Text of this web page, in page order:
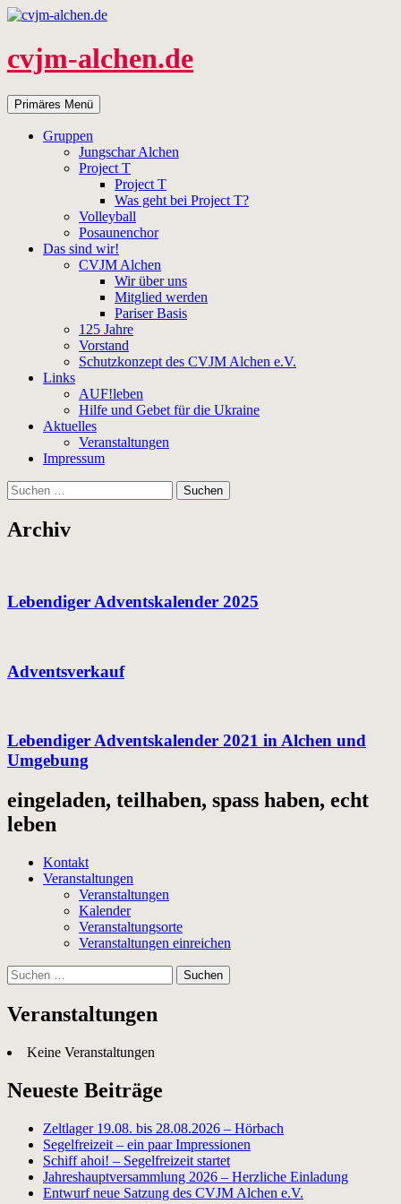
Zum
springen
cvjm-alchen.de
Suchen
Primäres Menü
Gruppen
Jungschar Alchen
Project T
Project T
Was geht bei Project T?
Volleyball
Posaunenchor
Das sind wir!
CVJM Alchen
Wir über uns
Mitglied werden
Pariser Basis
125 Jahre
Vorstand
Schutzkonzept des CVJM Alchen e.V.
Links
AUF!leben
Hilfe und Gebet für die Ukraine
Aktuelles
Veranstaltungen
Impressum
Suchen
nach:
Archiv
Lebendiger Adventskalender 2025
Adventsverkauf
Lebendiger Adventskalender 2021 in Alchen und
Umgebung
eingeladen, teilhaben, spass haben, echt
leben
Kontakt
Veranstaltungen
Veranstaltungen
Kalender
Veranstaltungsorte
Veranstaltungen einreichen
Suchen
nach:
Veranstaltungen
Keine Veranstaltungen
Neueste Beiträge
Zeltlager 19.08. bis 28.08.2026 – Hörbach
Segelfreizeit – ein paar Impressionen
Schiff ahoi! – Segelfreizeit startet
Jahreshauptversammlung 2026 – Herzliche Einladung
Entwurf neue Satzung des CVJM Alchen e.V.